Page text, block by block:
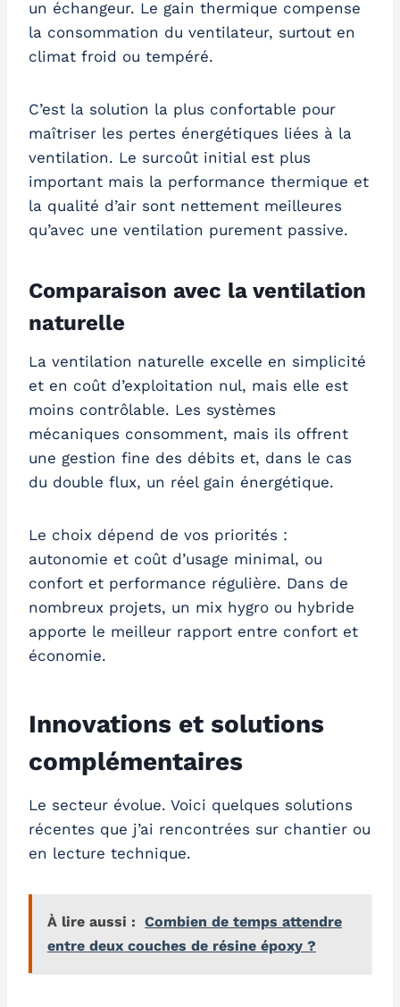
un échangeur. Le gain thermique compense
la consommation du ventilateur, surtout en
climat froid ou tempéré.
C’est la solution la plus confortable pour
maîtriser les pertes énergétiques liées à la
ventilation. Le surcoût initial est plus
important mais la performance thermique et
la qualité d’air sont nettement meilleures
qu’avec une ventilation purement passive.
Comparaison avec la ventilation
naturelle
La ventilation naturelle excelle en simplicité
et en coût d’exploitation nul, mais elle est
moins contrôlable. Les systèmes
mécaniques consomment, mais ils offrent
une gestion fine des débits et, dans le cas
du double flux, un réel gain énergétique.
Le choix dépend de vos priorités :
autonomie et coût d’usage minimal, ou
confort et performance régulière. Dans de
nombreux projets, un mix hygro ou hybride
apporte le meilleur rapport entre confort et
économie.
Innovations et solutions
complémentaires
Le secteur évolue. Voici quelques solutions
récentes que j’ai rencontrées sur chantier ou
en lecture technique.
À lire aussi : Combien de temps attendre
entre deux couches de résine époxy ?